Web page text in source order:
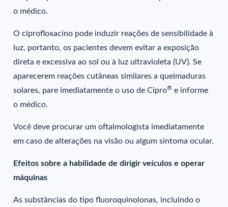
o médico.
O ciprofloxacino pode induzir reações de sensibilidade à
luz, portanto, os pacientes devem evitar a exposição
direta e excessiva ao sol ou à luz ultravioleta (UV). Se
aparecerem reações cutâneas similares a queimaduras
solares, pare imediatamente o uso de Cipro® e informe
o médico.
Você deve procurar um oftalmologista imediatamente
em caso de alterações na visão ou algum sintoma ocular.
Efeitos sobre a habilidade de dirigir veículos e operar
máquinas
As substâncias do tipo fluoroquinolonas, incluindo o